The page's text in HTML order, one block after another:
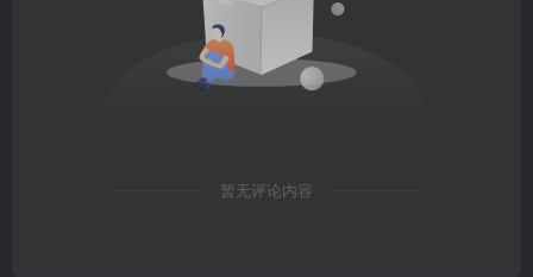
暂无评论内容